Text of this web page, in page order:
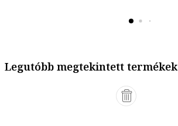
Legutóbb megtekintett termékek